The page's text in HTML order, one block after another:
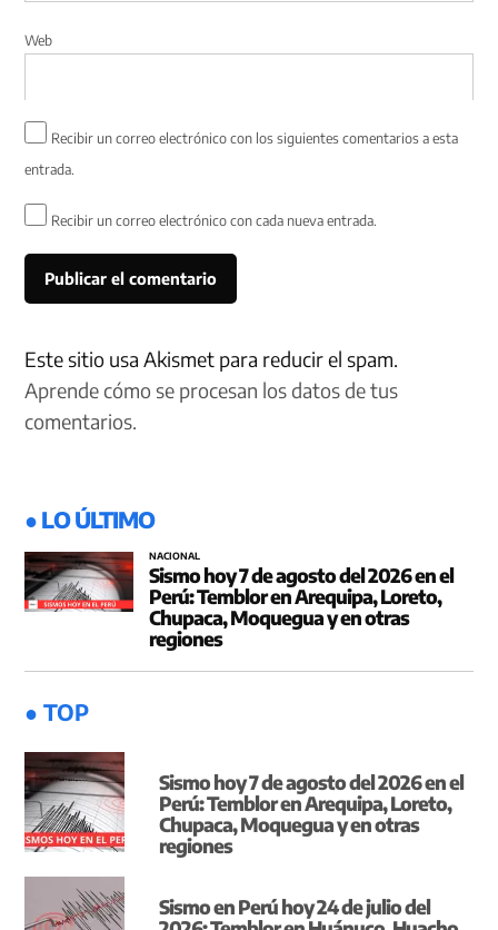
Web
Recibir un correo electrónico con los siguientes comentarios a esta
entrada.
Recibir un correo electrónico con cada nueva entrada.
Este sitio usa Akismet para reducir el spam.
Aprende cómo se procesan los datos de tus
comentarios.
● LO ÚLTIMO
NACIONAL
Sismo hoy 7 de agosto del 2026 en el
Perú: Temblor en Arequipa, Loreto,
Chupaca, Moquegua y en otras
regiones
● TOP
Sismo hoy 7 de agosto del 2026 en el
Perú: Temblor en Arequipa, Loreto,
Chupaca, Moquegua y en otras
regiones
Sismo en Perú hoy 24 de julio del